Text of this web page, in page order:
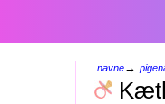
navne→